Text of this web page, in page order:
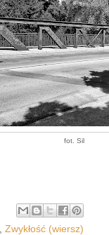
fot. Sil
Zwykłość (wiersz)